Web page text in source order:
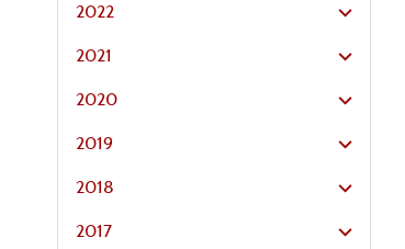
2022
2021
2020
2019
2018
2017